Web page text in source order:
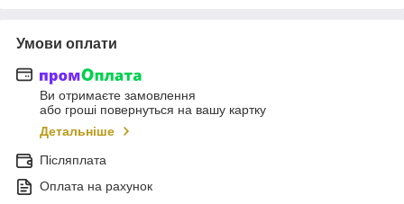
Умови оплати
Ви отримаєте замовлення
або гроші повернуться на вашу картку
Детальніше
Післяплата
Оплата на рахунок